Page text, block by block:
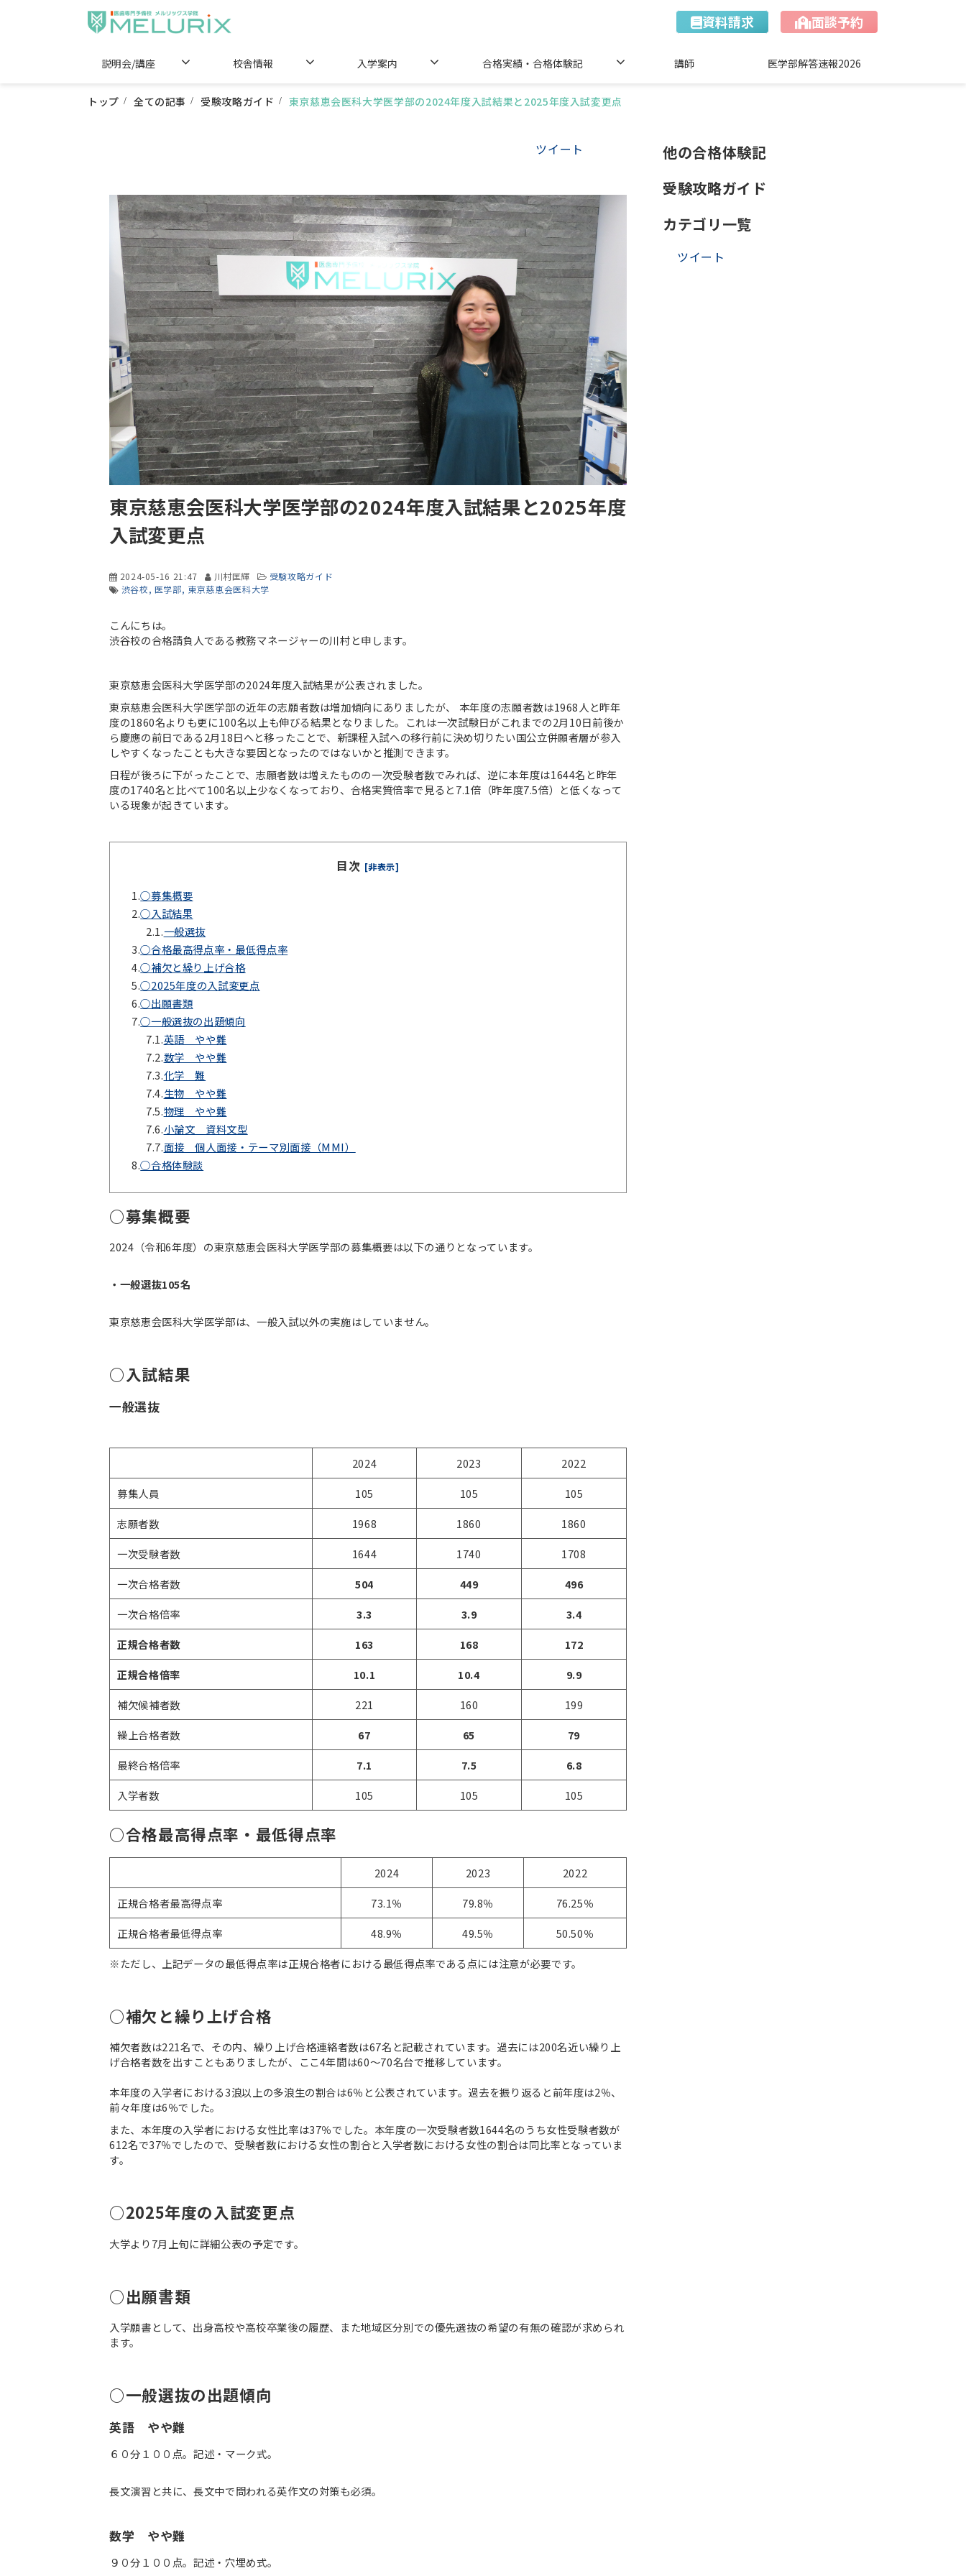
資料請求 面談予約
説明会/講座 校舎情報 入学案内 合格実績・合格体験記 講師 医学部解答速報2026
トップ 全ての記事 受験攻略ガイド 東京慈恵会医科大学医学部の2024年度入試結果と2025年度入試変更点
ツイート
東京慈恵会医科大学医学部の2024年度入試結果と2025年度
入試変更点
2024-05-16 21:47 川村匡輝
受験攻略ガイド
渋谷校 医学部 東京慈恵会医科大学
こんにちは。
渋谷校の合格請負人である教務マネージャーの川村と申します。
東京慈恵会医科大学医学部の2024年度入試結果が公表されました。
東京慈恵会医科大学医学部の近年の志願者数は増加傾向にありましたが、 本年度の志願者数は1968人と昨年
度の1860名よりも更に100名以上も伸びる結果となりました。これは一次試験日がこれまでの2月10日前後か
ら慶應の前日である2月18日へと移ったことで、新課程入試への移行前に決め切りたい国公立併願者層が参入
しやすくなったことも大きな要因となったのではないかと推測できます。
日程が後ろに下がったことで、志願者数は増えたものの一次受験者数でみれば、逆に本年度は1644名と昨年
度の1740名と比べて100名以上少なくなっており、合格実質倍率で見ると7.1倍（昨年度7.5倍）と低くなって
いる現象が起きています。
目次 [非表示]
1.○募集概要
2.○入試結果
2.1.一般選抜
3.○合格最高得点率・最低得点率
4.○補欠と繰り上げ合格
5.○2025年度の入試変更点
6.○出願書類
7.○一般選抜の出題傾向
7.1.英語 やや難
7.2.数学 やや難
7.3.化学 難
7.4.生物 やや難
7.5.物理 やや難
7.6.小論文 資料文型
7.7.面接 個人面接・テーマ別面接（MMI）
8.○合格体験談
○募集概要
2024（令和6年度）の東京慈恵会医科大学医学部の募集概要は以下の通りとなっています。
・一般選抜105名
東京慈恵会医科大学医学部は、一般入試以外の実施はしていません。
○入試結果
一般選抜
2024 2023
2022
募集人員
105 105
105
志願者数
1968 1860
1860
一次受験者数
1644 1740
1708
一次合格者数
504 449
496
一次合格倍率
3.3 3.9
3.4
正規合格者数
163 168
172
正規合格倍率
10.1 10.4
9.9
補欠候補者数
221 160
199
繰上合格者数
67 65
79
最終合格倍率
7.1 7.5
6.8
入学者数
105 105 105
○合格最高得点率・最低得点率
2024 2023
2022
正規合格者最高得点率
73.1％ 79.8％
76.25％
正規合格者最低得点率
48.9％ 49.5％
50.50％
※ただし、上記データの最低得点率は正規合格者における最低得点率である点には注意が必要です。
○補欠と繰り上げ合格
補欠者数は221名で、その内、繰り上げ合格連絡者数は67名と記載されています。過去には200名近い繰り上
げ合格者数を出すこともありましたが、ここ4年間は60～70名台で推移しています。
本年度の入学者における3浪以上の多浪生の割合は6％と公表されています。過去を振り返ると前年度は2％、
前々年度は6％でした。
また、本年度の入学者における女性比率は37％でした。本年度の一次受験者数1644名のうち女性受験者数が
612名で37％でしたので、受験者数における女性の割合と入学者数における女性の割合は同比率となっていま
す。
○2025年度の入試変更点
大学より7月上旬に詳細公表の予定です。
○出願書類
入学願書として、出身高校や高校卒業後の履歴、また地域区分別での優先選抜の希望の有無の確認が求められ
ます。
○一般選抜の出題傾向
英語 やや難
６０分１００点。記述・マーク式。
長文演習と共に、長文中で問われる英作文の対策も必須。
数学 やや難
９０分１００点。記述・穴埋め式。
他の合格体験記
受験攻略ガイド
カテゴリ一覧
ツイート